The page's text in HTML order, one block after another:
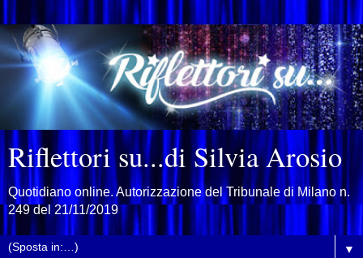
Riflettori su...di Silvia Arosio
Quotidiano online. Autorizzazione del Tribunale di Milano n.
249 del 21/11/2019
▼